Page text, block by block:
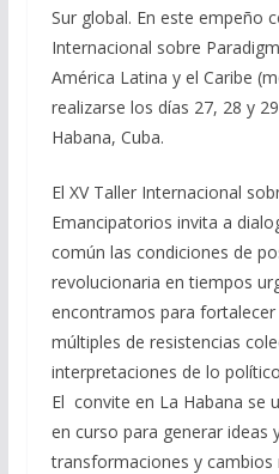
Sur global. En este empeño
Internacional sobre
América Latina y el Caribe
realizarse los días 27, 28 y
Habana, Cuba.
El XV Taller Internacional
Emancipatorios invita a
común las condiciones de
revolucionaria en tiempos
encontramos para
múltiples de resistencias
interpretaciones de lo
El convite en La Habana se
en curso para generar ideas
transformaciones y cambios